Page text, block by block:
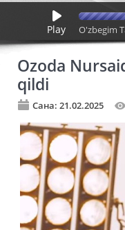
Play O'zbegim
Ozoda
qildi
Сана: 21.02.2025